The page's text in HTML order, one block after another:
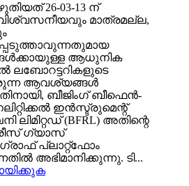
26-03-13 ന്
മാത്രമല്ല,
ആധുനിക
ലബോറട്ടറികളുടെ
ആവശ്യങ്ങൾ
ബീജിംഗ് ബീഫെൻ-
ഇൻസ്ട്രുമെന്റ്
ലിമിറ്റഡ് (BFRL) അതിന്റെ
ഗ്യാസ്
പ്ലാറ്റ്‌ഫോം
അഭിമാനിക്കുന്നു. ടി...